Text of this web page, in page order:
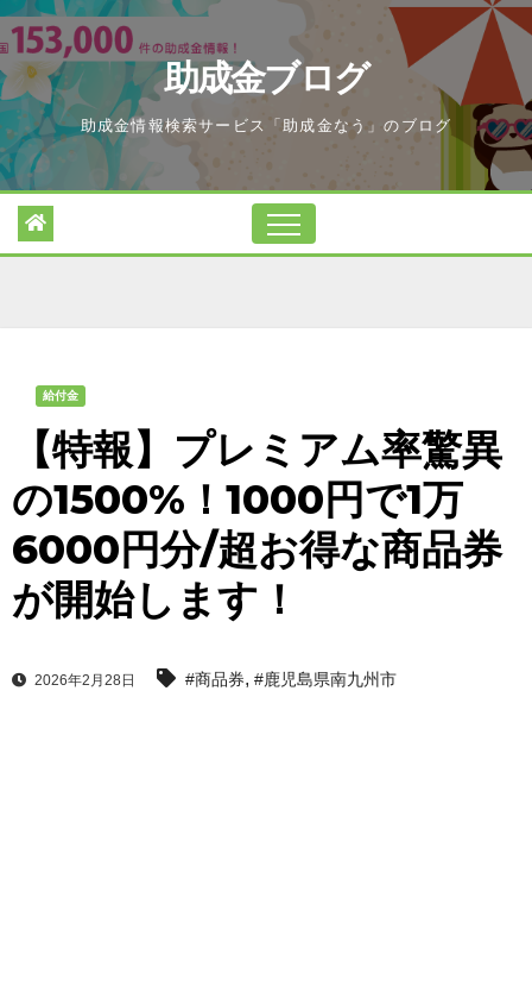
Skip
to
content
助成金ブログ
助成金情報検索サービス「助成金なう」のブログ
給付金
【特報】プレミアム率驚異
の1500%！1000円で1万
6000円分/超お得な商品券
が開始します！
2026年2月28日 #商品券, #鹿児島県南九州市